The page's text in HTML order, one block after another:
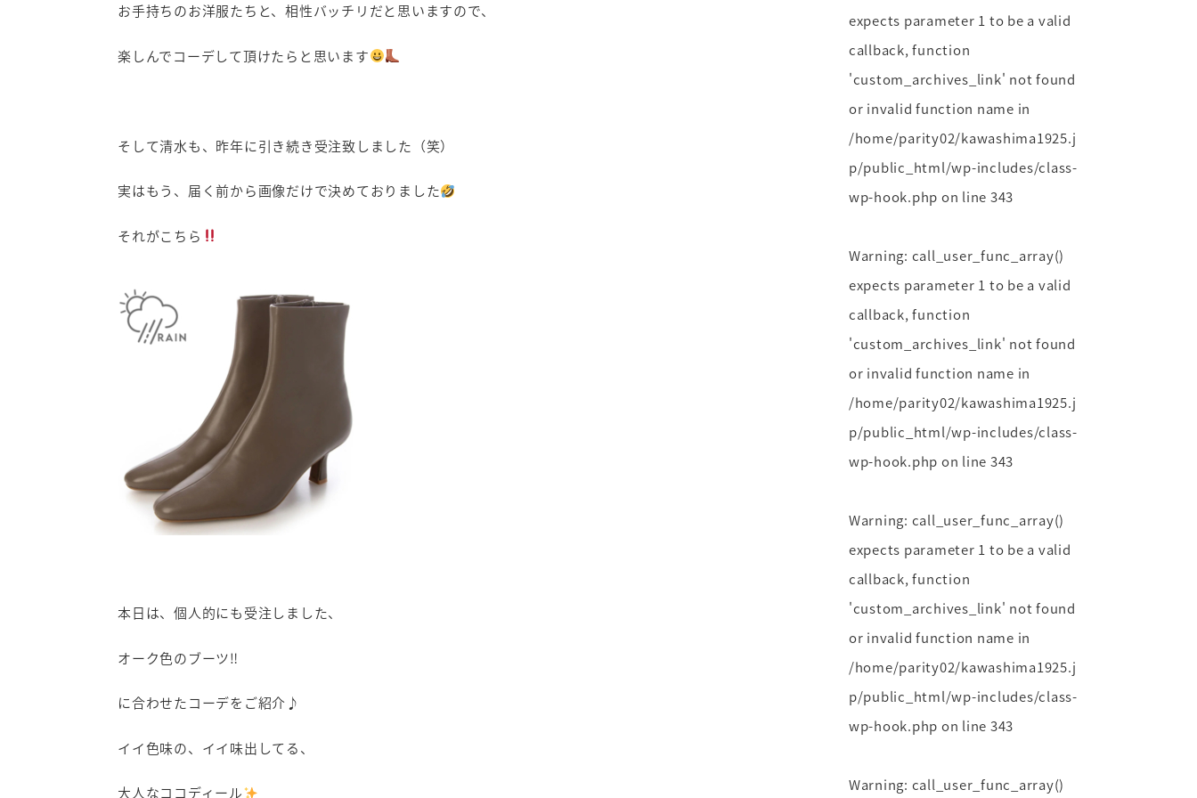
お手持ちのお洋服たちと、相性バッチリだと思いますので、
楽しんでコーデして頂けたらと思います
そして清水も、昨年に引き続き受注致しました（笑）
実はもう、届く前から画像だけで決めておりました
それがこちら
本日は、個人的にも受注しました、
オーク色のブーツ‼
に合わせたコーデをご紹介♪
イイ色味の、イイ味出してる、
大人なココディール
expects parameter 1 to be a valid
callback, function
'custom_archives_link' not found
or invalid function name in
/home/parity02/kawashima1925.j
p/public_html/wp-includes/class-
wp-hook.php on line 343
Warning: call_user_func_array()
expects parameter 1 to be a valid
callback, function
'custom_archives_link' not found
or invalid function name in
/home/parity02/kawashima1925.j
p/public_html/wp-includes/class-
wp-hook.php on line 343
Warning: call_user_func_array()
expects parameter 1 to be a valid
callback, function
'custom_archives_link' not found
or invalid function name in
/home/parity02/kawashima1925.j
p/public_html/wp-includes/class-
wp-hook.php on line 343
Warning: call_user_func_array()